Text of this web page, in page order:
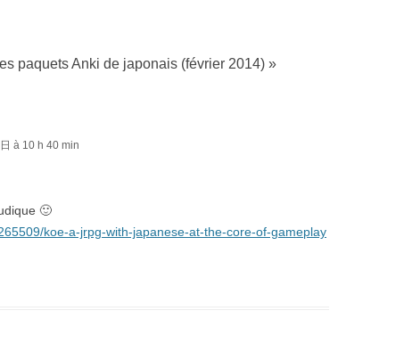
paquets Anki de japonais (février 2014) »
à 10 h 40 min
🙂
koe-a-jrpg-with-japanese-at-the-core-of-gameplay